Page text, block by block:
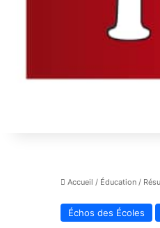
Accueil / Éducation /
Échos des Écoles